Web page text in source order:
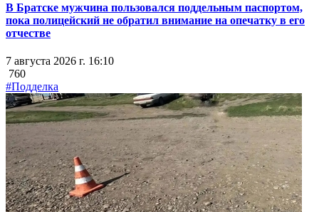
В Братске мужчина пользовался поддельным паспортом,
пока полицейский не обратил внимание на опечатку в его
отчестве
7 августа 2026 г. 16:10
760
#Подделка